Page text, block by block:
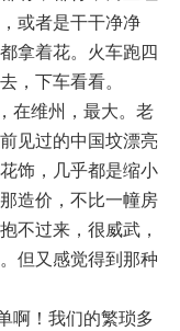
或者是干干净净
拿着花。火车跑四
，下车看看。
维州，最大。老
见过的中国坟漂亮
饰，几乎都是缩小
造价，不比一幢房
不过来，很威武，
但又感觉得到那种
！我们的繁琐多